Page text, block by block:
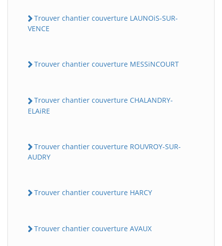
Trouver chantier couverture LAUNOiS-SUR-
VENCE
Trouver chantier couverture MESSiNCOURT
Trouver chantier couverture CHALANDRY-
ELAiRE
Trouver chantier couverture ROUVROY-SUR-
AUDRY
Trouver chantier couverture HARCY
Trouver chantier couverture AVAUX
B BatiWebPro
Assistant en ligne